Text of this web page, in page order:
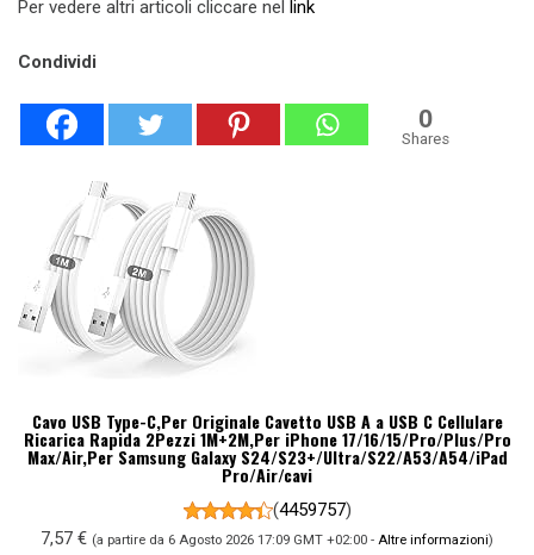
Per vedere altri articoli cliccare nel link
Condividi
0
Shares
Cavo USB Type-C,Per Originale Cavetto USB A a USB C Cellulare
Ricarica Rapida 2Pezzi 1M+2M,Per iPhone 17/16/15/Pro/Plus/Pro
Max/Air,Per Samsung Galaxy S24/S23+/Ultra/S22/A53/A54/iPad
Pro/Air/cavi
(4459757)
7,57 € (a partire da 6 Agosto 2026 17:09 GMT +02:00 - Altre informazioni)